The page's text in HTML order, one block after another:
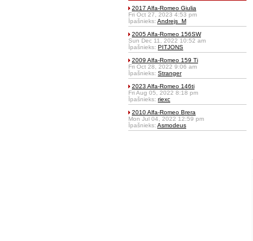
2017 Alfa-Romeo Giulia
Fri Oct 27, 2023 4:53 pm
Īpašnieks: Andrejs_M
2005 Alfa-Romeo 156SW
Sun Dec 11, 2022 10:52 am
Īpašnieks: PITJONS
2009 Alfa-Romeo 159 Ti
Fri Oct 28, 2022 9:06 am
Īpašnieks: Stranger
2023 Alfa-Romeo 146ti
Fri Aug 05, 2022 8:18 pm
Īpašnieks: riexc
2010 Alfa-Romeo Brera
Mon Jul 04, 2022 12:59 pm
Īpašnieks: Asmodeus